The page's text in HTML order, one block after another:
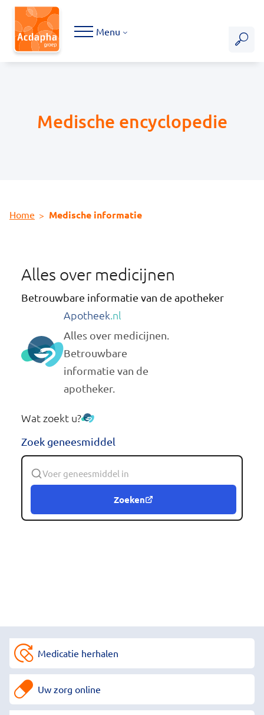
Hoofdmenu
Menu
Home Medische informatie
Medische encyclopedie
Alles over medicijnen
Betrouwbare informatie van de apotheker
Apotheek.nl
Alles over medicijnen.
Betrouwbare
informatie van de
apotheker.
Wat zoekt u?
Zoek geneesmiddel
Zoeken
Medicatie herhalen
Uw zorg online